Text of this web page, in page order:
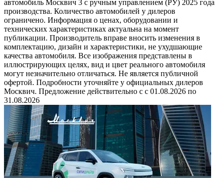
автомобиль Москвич 3 с ручным управлением (РУ) 2025 года
производства. Количество автомобилей у дилеров
ограничено. Информация о ценах, оборудовании и
технических характеристиках актуальна на момент
публикации. Производитель вправе вносить изменения в
комплектацию, дизайн и характеристики, не ухудшающие
качества автомобиля. Все изображения представлены в
иллюстрирующих целях, вид и цвет реального автомобиля
могут незначительно отличаться. Не является публичной
офертой. Подробности уточняйте у официальных дилеров
Москвич. Предложение действительно с с 01.08.2026 по
31.08.2026